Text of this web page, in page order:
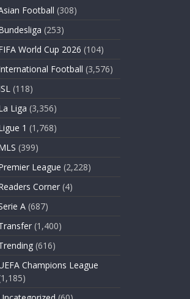
Football (308)
(253)
World Cup 2026 (104)
Football (3,576)
(118)
Liga (3,356)
1 (1,768)
(399)
League (2,228)
Corner (4)
A (687)
(1,400)
(616)
Champions League